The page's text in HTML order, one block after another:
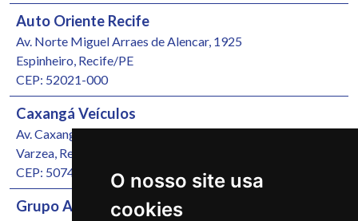
O nosso site usa
cookies
Auto Oriente Recife
Av. Norte Miguel Arraes de Alencar, 1925
Espinheiro, Recife/PE
CEP: 52021-000
Caxangá Veículos
Av. Caxangá, 4251
Varzea, Recife/PE
CEP: 50740-000
Grupo Autonunes Seminovos